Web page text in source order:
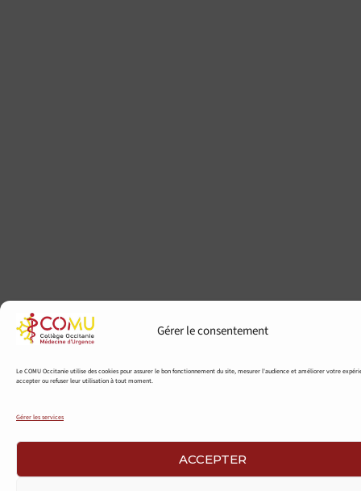
Gérer le consentement
Le COMU Occitanie utilise des cookies pour assurer le bon fonctionnement du site, mesurer l'audience et améliorer votre
accepter ou refuser leur utilisation à tout moment.
Gérer les services
ACCEPTER